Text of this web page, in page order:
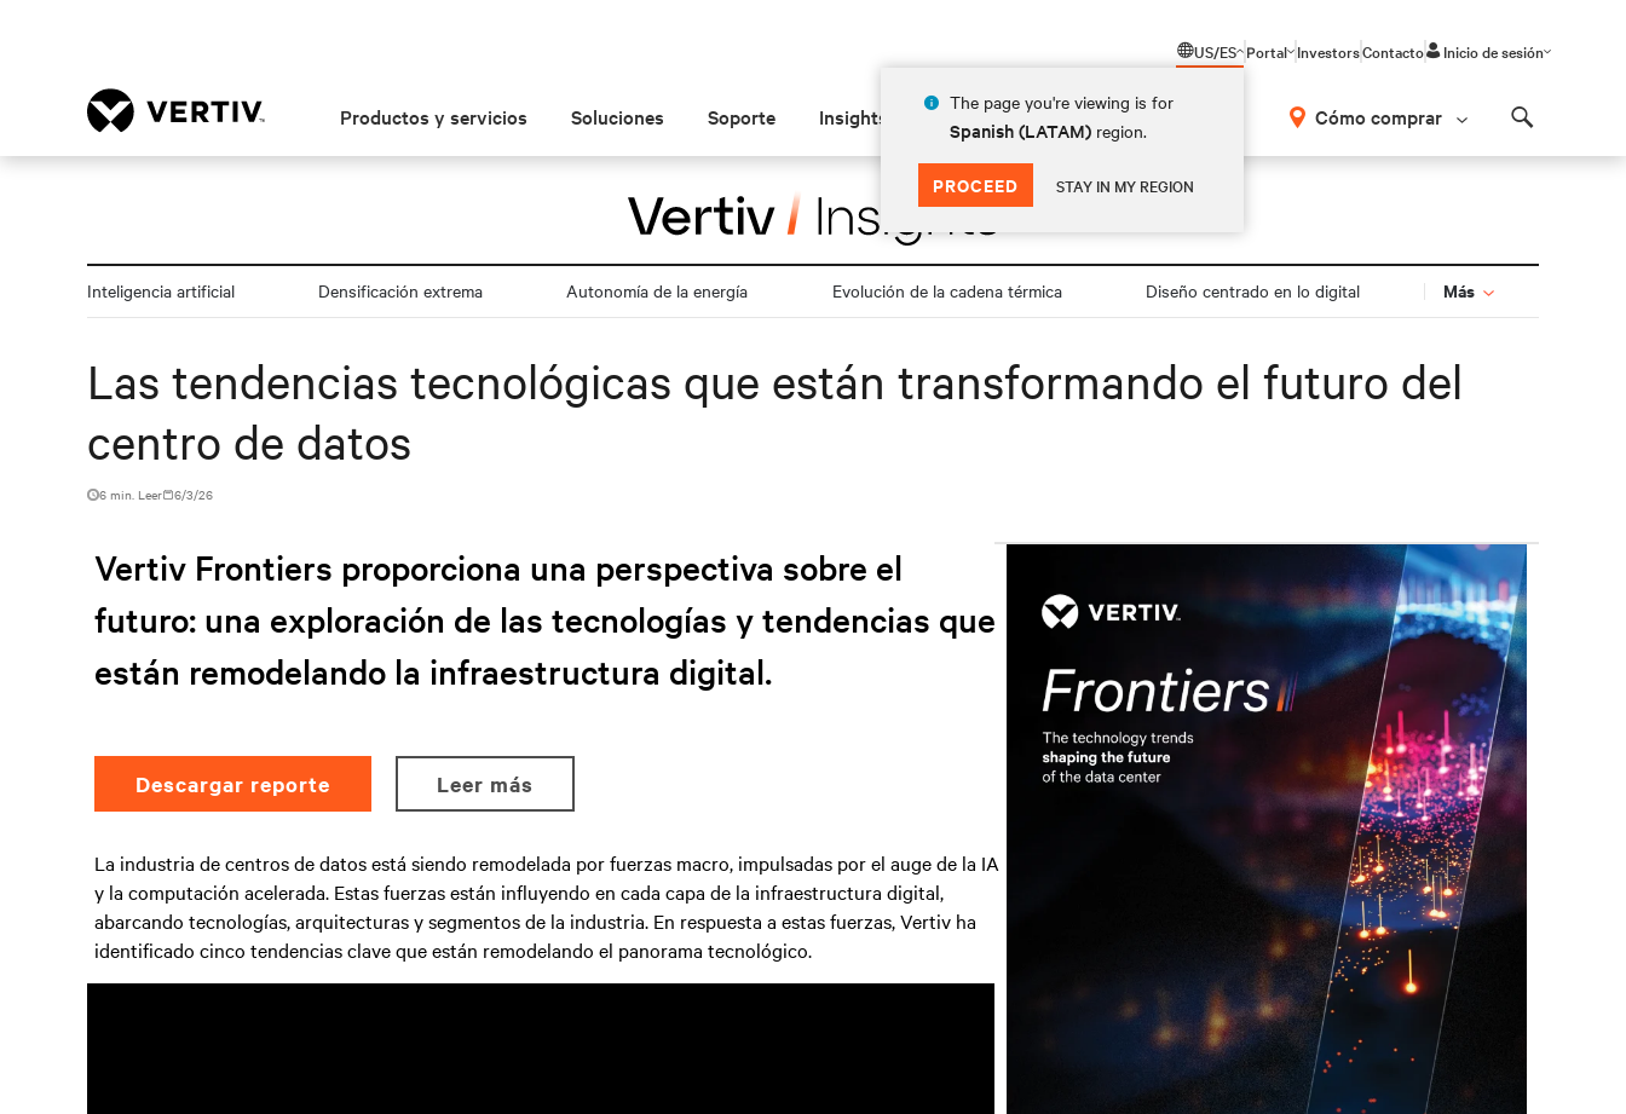
US/ES
The page you're viewing is for
Spanish (LATAM) region.
PROCEED STAY IN MY REGION
Portal InvestorsContacto Inicio de sesión
Productos y servicios Soluciones Soporte Insights Acerca de Cómo comprar
Inteligencia artificial Densificación extrema Autonomía de la energía Evolución de la cadena térmica Diseño centrado en lo digital Más
Las tendencias tecnológicas que están transformando el futuro del
centro de datos
6 min. Leer 6/3/26
Vertiv Frontiers proporciona una perspectiva sobre el
futuro: una exploración de las tecnologías y tendencias que
están remodelando la infraestructura digital.
Descargar reporte leer más
La industria de centros de datos está siendo remodelada por fuerzas macro, impulsadas por el auge de la IA
y la computación acelerada. Estas fuerzas están influyendo en cada capa de la infraestructura digital,
abarcando tecnologías, arquitecturas y segmentos de la industria. En respuesta a estas fuerzas, Vertiv ha
identificado cinco tendencias clave que están remodelando el panorama tecnológico.